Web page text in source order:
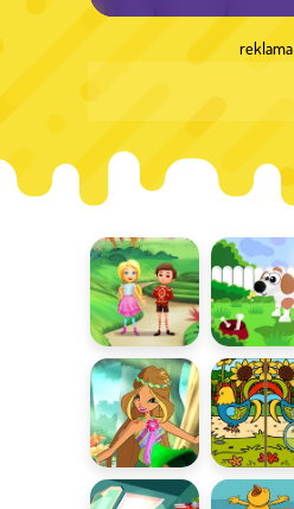
reklama
Różnice w
Krainie
Długowłosych
Szukanie
różnic dla
dzieci
Różnice z
Wiosenne